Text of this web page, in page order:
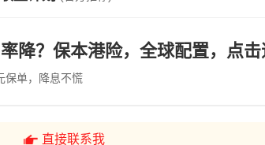
降？保本港险，全球配置，点
保单，降息不慌
直接联系我